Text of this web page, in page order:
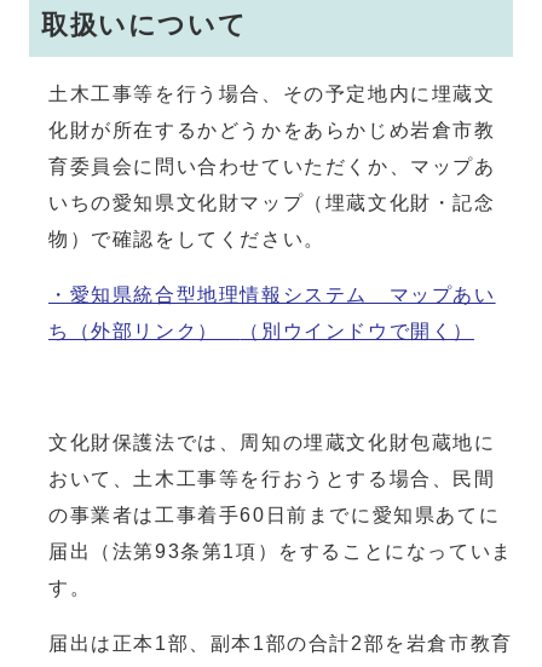
取扱いについて
土木工事等を行う場合、その予定地内に埋蔵文
化財が所在するかどうかをあらかじめ岩倉市教
育委員会に問い合わせていただくか、マップあ
いちの愛知県文化財マップ（埋蔵文化財・記念
物）で確認をしてください。
・愛知県統合型地理情報システム マップあい
ち（外部リンク）
（別ウインドウで開く）
文化財保護法では、周知の埋蔵文化財包蔵地に
おいて、土木工事等を行おうとする場合、民間
の事業者は工事着手60日前までに愛知県あてに
届出（法第93条第1項）をすることになっていま
す。
届出は正本1部、副本1部の合計2部を岩倉市教育